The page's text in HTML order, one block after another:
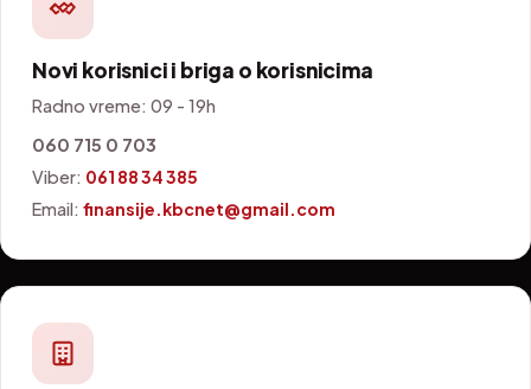
Novi korisnici i briga o korisnicima
Radno vreme: 09 - 19h
060 715 0 703
Viber: 061 88 34 385
Email: finansije.kbcnet@gmail.com